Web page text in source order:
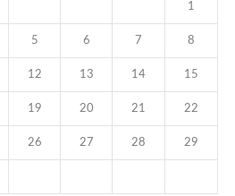
1
5 6 7 8
12 13 14 15
19 20 21 22
26 27 28 29